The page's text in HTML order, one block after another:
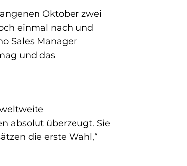
Oktober zwei
einmal nach und
Sales Manager
und das
absolut überzeugt. Sie
die erste Wahl,“